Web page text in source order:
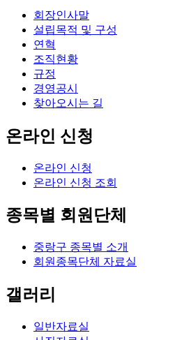
회장인사말
설립목적 및 구성
연혁
조직현황
규정
경영공시
찾아오시는 길
온라인 신청
온라인 신청
온라인 신청 조회
종목별 회원단체
중랑구 종목별 소개
회원종목단체 자료실
갤러리
일반자료실